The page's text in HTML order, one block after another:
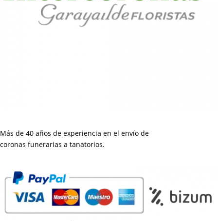
Más de 40 años de experiencia en el envío de
coronas funerarias a tanatorios.